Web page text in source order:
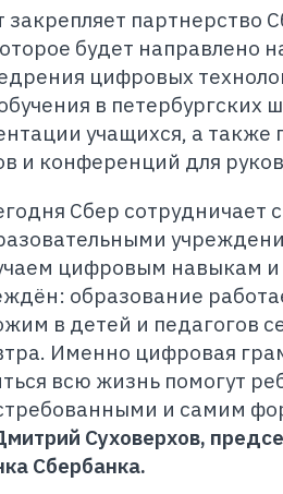
партнерство
будет направлено
цифровых
в петербургских
учащихся, а также
и конференций для
Сбер
цифровым навыкам и
образование
в детей и педагогов
Именно цифровая
всю жизнь помогут
и самим
Суховерхов,
Сбербанка.